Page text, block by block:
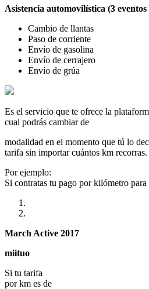
Asistencia automovilística (3
Cambio de llantas
Paso de corriente
Envío de gasolina
Envío de cerrajero
Envío de grúa
Es el servicio que te ofrece la
cual podrás cambiar de
modalidad en el momento que tú lo
tarifa sin importar cuántos km recorras.
Por ejemplo:
Si contratas tu pago por kilómetro para
March Active 2017
miituo
Si tu tarifa
por km es de